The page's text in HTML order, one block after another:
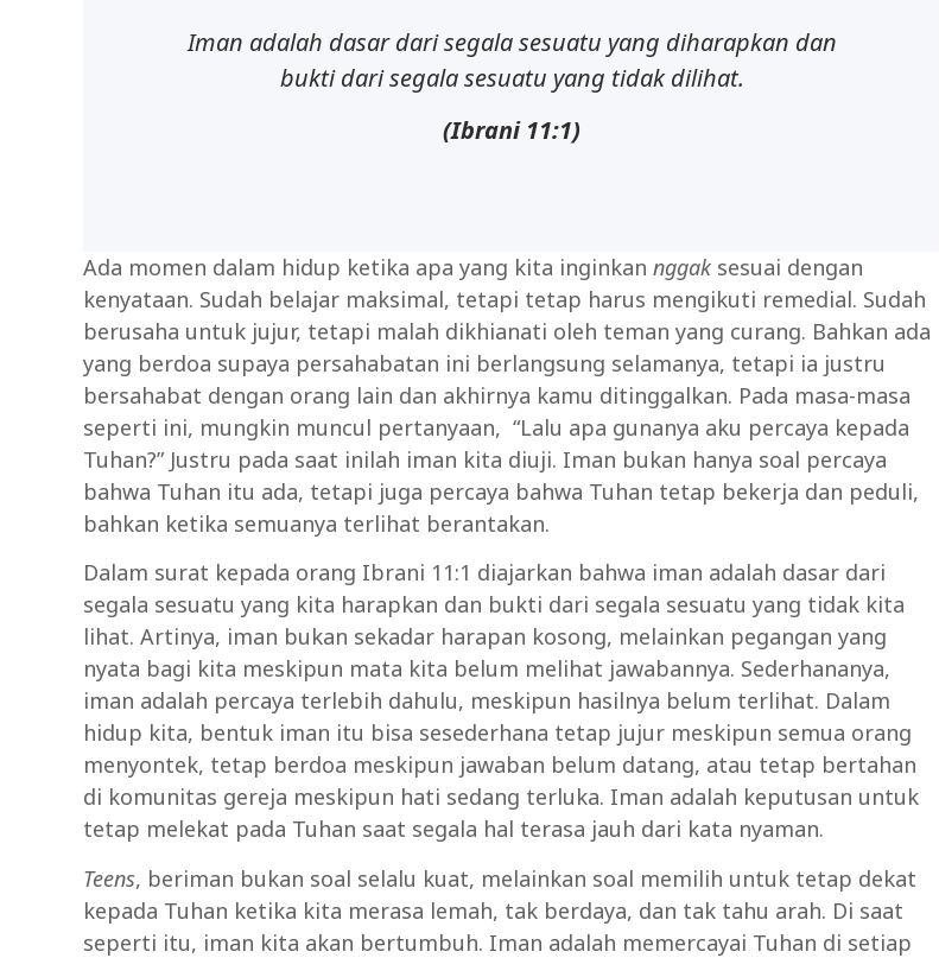
Iman adalah dasar darisegalasesuatu yang diharapkan dan
bukti darisegalasesuatu yang tidak dilihat.
(Ibrani 11:1)
Ada momen dalam hidup ketika apa yang kita inginkan nggak sesuai dengan
kenyataan. Sudah belajar maksimal, tetapi tetap harus mengikuti remedial. Sudah
berusaha untuk jujur, tetapi malah dikhianati oleh teman yang curang. Bahkan ada
yang berdoa supaya persahabatan ini berlangsung selamanya, tetapi ia justru
bersahabat dengan orang lain dan akhirnya kamu ditinggalkan. Pada masa-masa
seperti ini, mungkin muncul pertanyaan, “Lalu apa gunanya aku percaya kepada
Tuhan?” Justru pada saat inilah iman kita diuji. Iman bukan hanya soal percaya
bahwa Tuhan itu ada, tetapi juga percaya bahwa Tuhan tetap bekerja dan peduli,
bahkan ketika semuanya terlihat berantakan.
Dalam surat kepada orang Ibrani 11:1 diajarkan bahwa iman adalah dasar dari
segala sesuatu yang kita harapkan dan bukti dari segala sesuatu yang tidak kita
lihat. Artinya, iman bukan sekadar harapan kosong, melainkan pegangan yang
nyata bagi kita meskipun mata kita belum melihat jawabannya. Sederhananya,
iman adalah percaya terlebih dahulu, meskipun hasilnya belum terlihat. Dalam
hidup kita, bentuk iman itu bisa sesederhana tetap jujur meskipun semua orang
menyontek, tetap berdoa meskipun jawaban belum datang, atau tetap bertahan
di komunitas gereja meskipun hati sedang terluka. Iman adalah keputusan untuk
tetap melekat pada Tuhan saat segala hal terasa jauh dari kata nyaman.
Teens, beriman bukan soal selalu kuat, melainkan soal memilih untuk tetap dekat
kepada Tuhan ketika kita merasa lemah, tak berdaya, dan tak tahu arah. Di saat
seperti itu, iman kita akan bertumbuh. Iman adalah memercayai Tuhan di setiap